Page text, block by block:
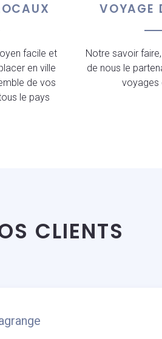
facile et
en ville
de vos
le pays
VOYAGE
Notre savoir
de nous le
voyages
CLIENTS